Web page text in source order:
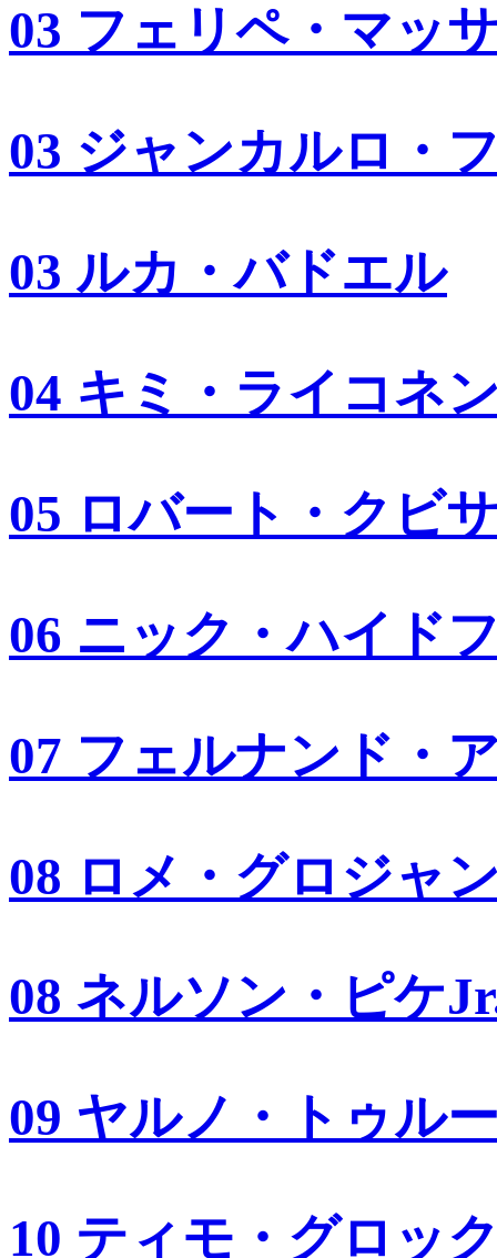
03 フェリペ・マッ
03 ジャンカルロ・
03 ルカ・バドエル
04 キミ・ライコネ
05 ロバート・クビ
06 ニック・ハイド
07 フェルナンド・
08 ロメ・グロジャ
08 ネルソン・ピケ
09 ヤルノ・トゥル
10 ティモ・グロッ